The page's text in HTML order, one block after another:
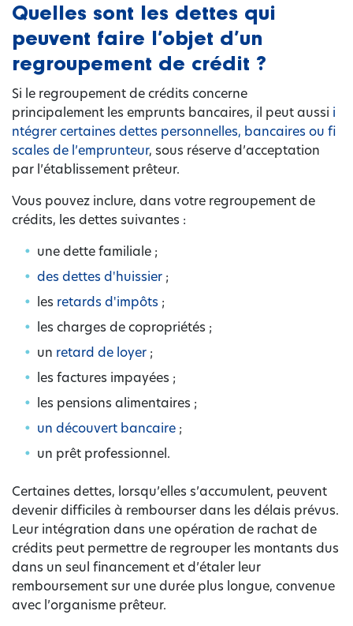
Quelles sont les dettes qui
peuvent faire l’objet d’un
regroupement de crédit ?
Si le regroupement de crédits concerne
principalement les emprunts bancaires, il peut aussi i
ntégrer certaines dettes personnelles, bancaires ou fi
scales de l’emprunteur, sous réserve d’acceptation
par l’établissement prêteur.
Vous pouvez inclure, dans votre regroupement de
crédits, les dettes suivantes :
une dette familiale ;
des dettes d'huissier ;
les retards d'impôts ;
les charges de copropriétés ;
un retard de loyer ;
les factures impayées ;
les pensions alimentaires ;
un découvert bancaire ;
un prêt professionnel.
Certaines dettes, lorsqu’elles s’accumulent, peuvent
devenir difficiles à rembourser dans les délais prévus.
Leur intégration dans une opération de rachat de
crédits peut permettre de regrouper les montants dus
dans un seul financement et d’étaler leur
remboursement sur une durée plus longue, convenue
avec l’organisme prêteur.